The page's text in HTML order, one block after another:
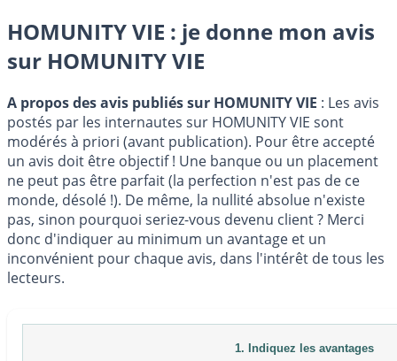
HOMUNITY VIE : je donne mon avis
sur HOMUNITY VIE
A propos des avis publiés sur HOMUNITY VIE : Les avis
postés par les internautes sur HOMUNITY VIE sont
modérés à priori (avant publication). Pour être accepté
un avis doit être objectif ! Une banque ou un placement
ne peut pas être parfait (la perfection n'est pas de ce
monde, désolé !). De même, la nullité absolue n'existe
pas, sinon pourquoi seriez-vous devenu client ? Merci
donc d'indiquer au minimum un avantage et un
inconvénient pour chaque avis, dans l'intérêt de tous les
lecteurs.
1. Indiquez les avantages